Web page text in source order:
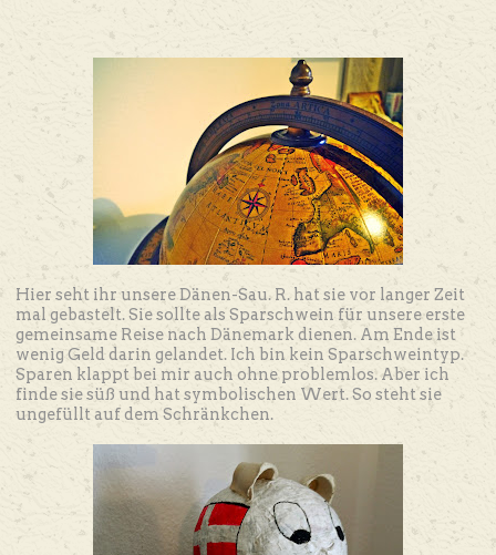
Hier seht ihr unsere Dänen-Sau. R. hat sie vor langer Zeit
mal gebastelt. Sie sollte als Sparschwein für unsere erste
gemeinsame Reise nach Dänemark dienen. Am Ende ist
wenig Geld darin gelandet. Ich bin kein Sparschweintyp.
Sparen klappt bei mir auch ohne problemlos. Aber ich
finde sie süß und hat symbolischen Wert. So steht sie
ungefüllt auf dem Schränkchen.